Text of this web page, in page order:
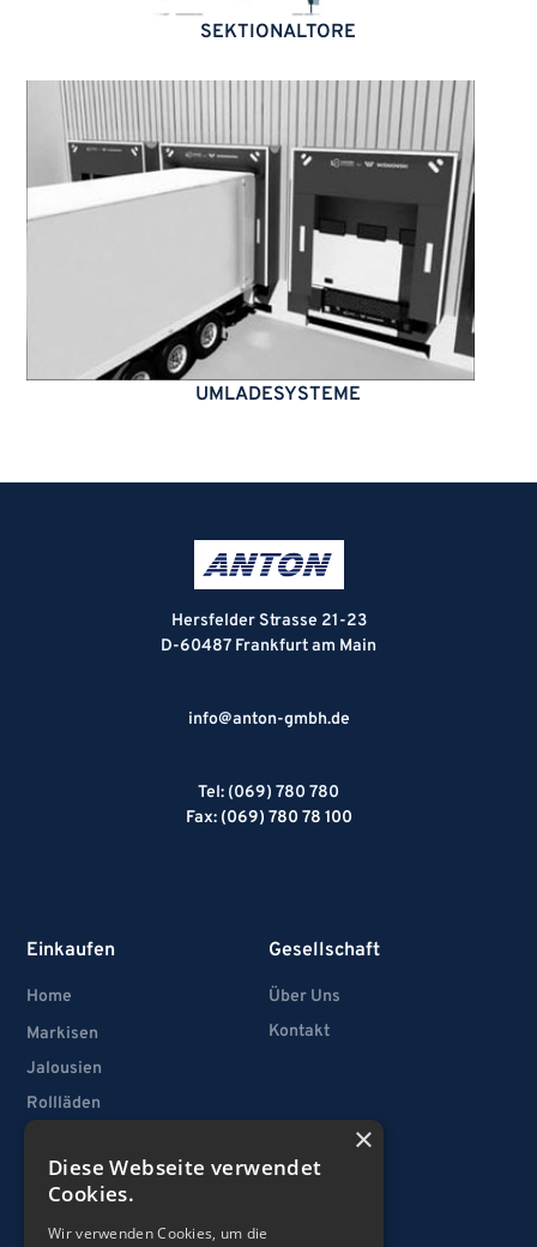
SEKTIONALTORE
UMLADESYSTEME
Hersfelder Strasse 21-23
D-60487 Frankfurt am Main
info@anton-gmbh.de
Tel: (069) 780 780
Fax: (069) 780 78 100
Einkaufen
Home
Markisen
Jalousien
Rollläden
Fenster
Türen
Garagentore
Gesellschaft
Über Uns
Kontakt
×
Diese Webseite verwendet
Cookies.
Wir verwenden Cookies, um die